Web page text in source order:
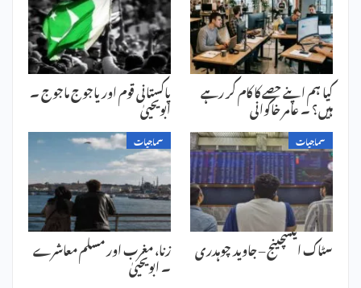
کیا ہم اپنے حصے کا کام کر رہے
ہیں؟ ۔ عامر خاکوانی
پاکستانی قوم اور یاجوج ماجوج ۔
ابویحییٰ
سماجیات
سٹاک ایکسچینج – جاوید چوہدری
سماجیات
زنا، مغرب اور مسلم معاشرے
۔ ابویحییٰ